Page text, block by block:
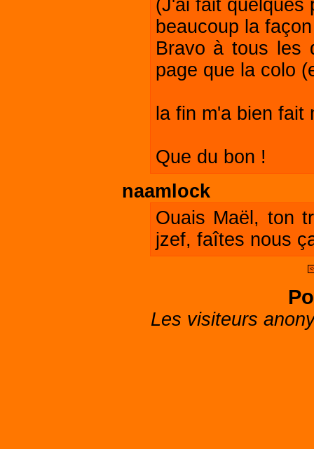
(J'ai fait quelques
beaucoup la
Bravo à tous les
page que la colo
la fin m'a bien fait
Que du bon !
naamlock
Ouais Maël, ton
jzef, faîtes nous
Les visiteurs